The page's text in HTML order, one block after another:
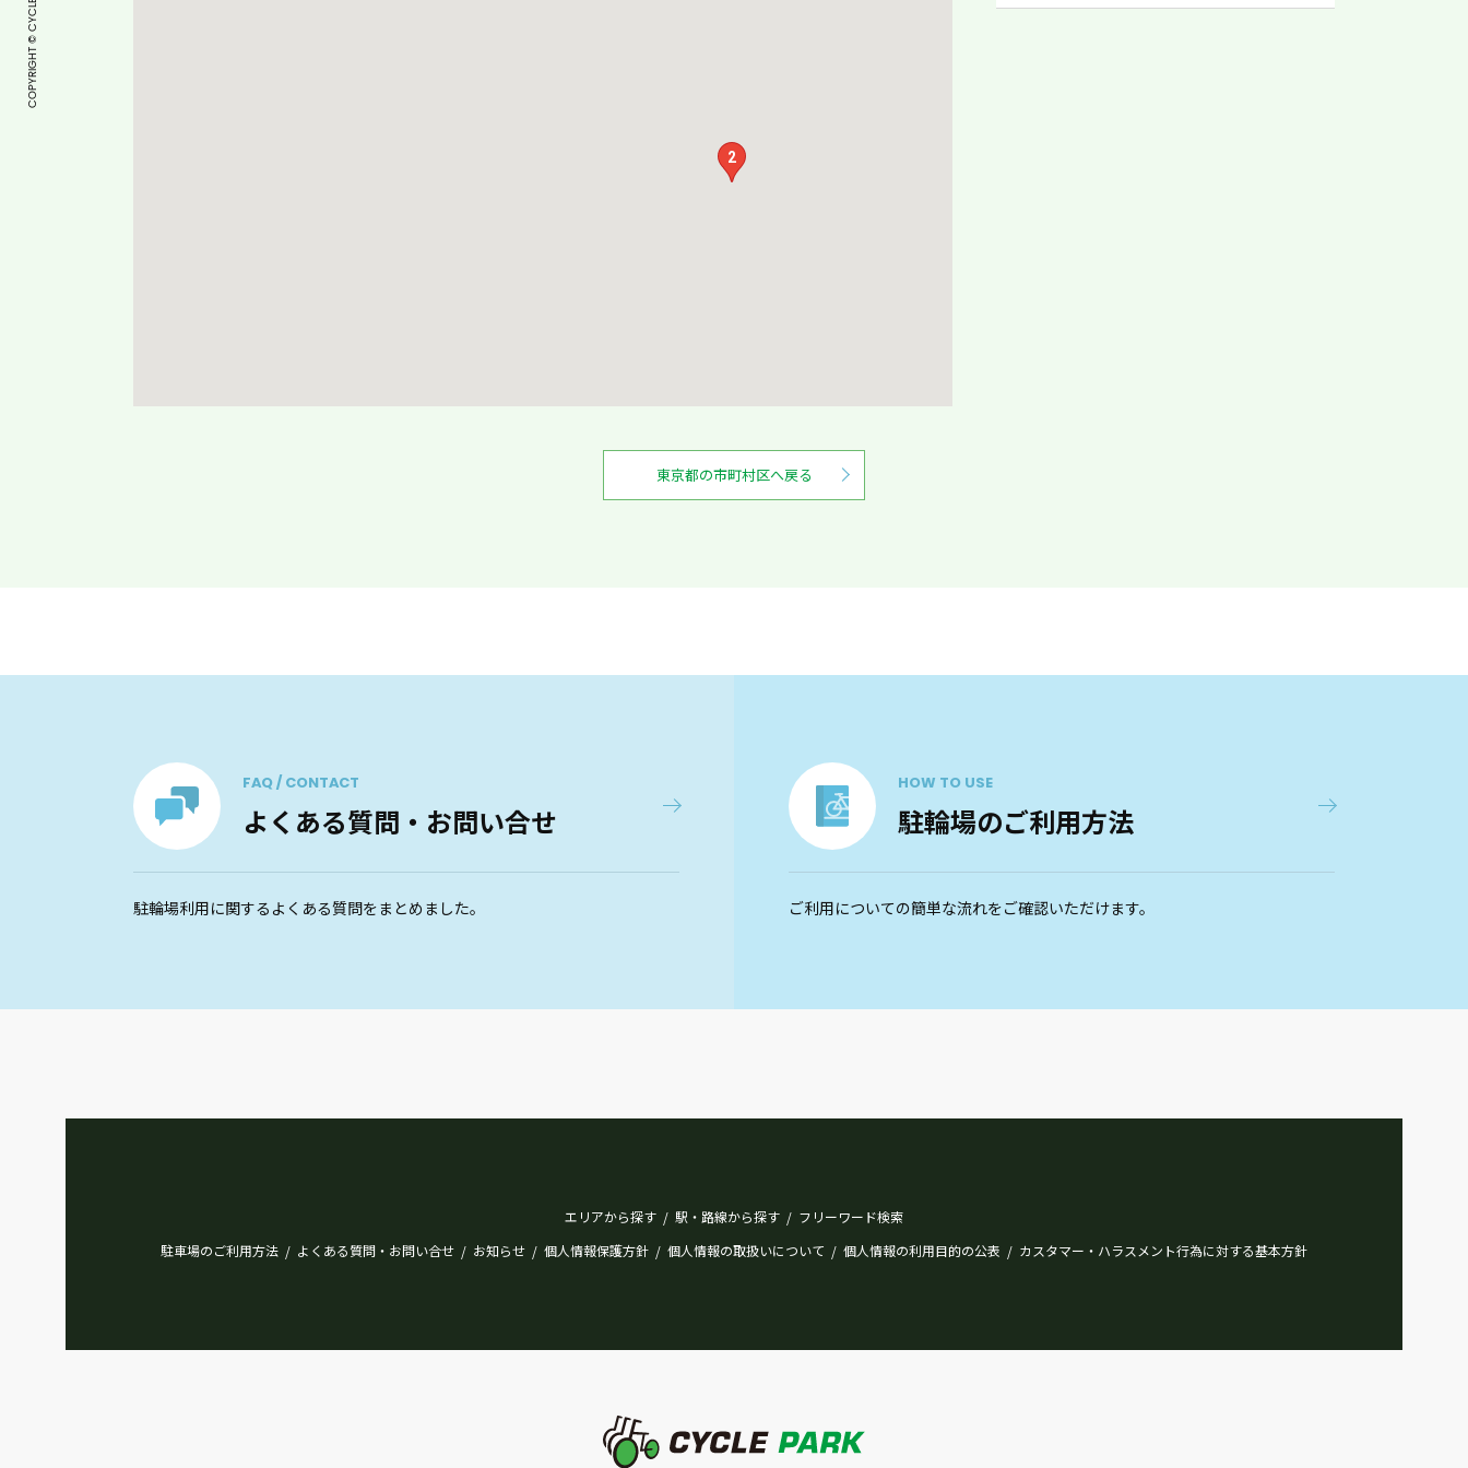
2
東京都の市町村区へ戻る
FAQ / CONTACT
よくある質問・お問い合せ
駐輪場利用に関するよくある質問をまとめました。
HOW TO USE
駐輪場のご利用方法
ご利用についての簡単な流れをご確認いただけます。
エリアから探す / 駅・路線から探す / フリーワード検索
駐車場のご利用方法 / よくある質問・お問い合せ / お知らせ / 個人情報保護方針 / 個人情報の取扱いについて / 個人情報の利用目的の公表 / カスタマー・ハラスメント行為に対する基本方針